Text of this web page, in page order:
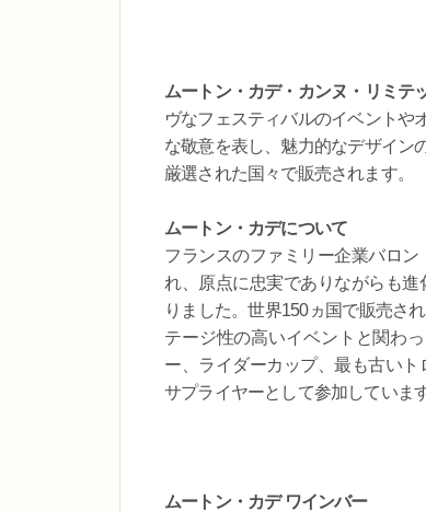
ムートン・カデ・カンヌ・リミテ
ヴなフェスティバルのイベントや
な敬意を表し、魅力的なデザイン
厳選された国々で販売されます。
ムートン・カデについて
フランスのファミリー企業バロ
れ、原点に忠実でありながらも
りました。世界150ヵ国で販売さ
テージ性の高いイベントと関わ
ー、ライダーカップ、最も古い
サプライヤーとして参加しています
ムートン・カデ ワインバー